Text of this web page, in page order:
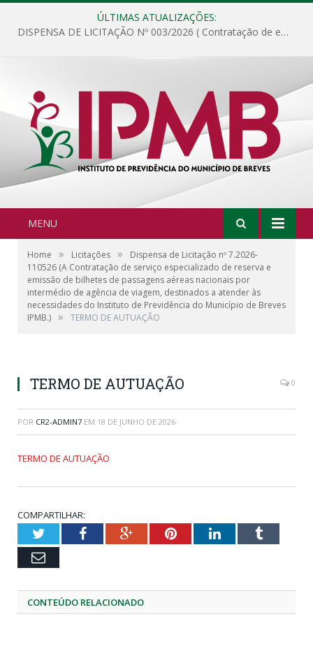
ÚLTIMAS ATUALIZAÇÕES:
DISPENSA DE LICITAÇÃO Nº 003/2026 ( Contratação de empresa para fornecimento de gêneros alimentícios não perecíveis, materiais de expediente, descartáveis, copa e cozinha, para análise e posterior publicação.)
MENU
Home » Licitações »
Dispensa de Licitação nº 7.2026-
110526 (A Contratação de serviço especializado de reserva e
emissão de bilhetes de passagens aéreas nacionais por
intermédio de agência de viagem, destinados a atender às
necessidades do Instituto de Previdência do Município de Breves
IPMB.) » TERMO DE AUTUAÇÃO
TERMO DE AUTUAÇÃO 0
POR CR2-ADMIN7 EM 18 DE JUNHO DE 2026
TERMO DE AUTUAÇÃO
COMPARTILHAR:
TwitterFacebookGoogle+PinterestLinkedInTumblr
Email
CONTEÚDO RELACIONADO